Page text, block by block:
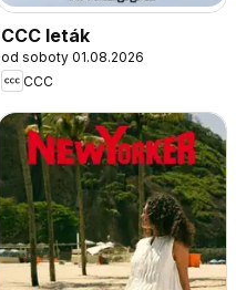
CCC leták
od soboty 01.08.2026
CCC